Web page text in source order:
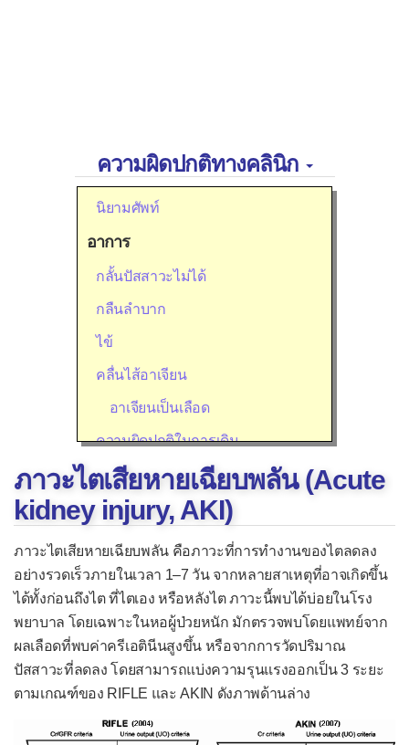
ความผิดปกติทางคลินิก
นิยามศัพท์
อาการ
กลั้นปัสสาวะไม่ได้
กลืนลำบาก
ไข้
คลื่นไส้อาเจียน
อาเจียนเป็นเลือด
ความผิดปกติในการเดิน
เดินทรงตัวลำบากในคนแก่
เดินไม่ปกติในเด็ก
เจ็บขณะมีเพศสัมพันธ์
เจ็บคอ
เจ็บหู
เจ็บอก/แน่นอก
ใจสั่น
ชัก
ภาวะไตเสียหายเฉียบพลัน (Acute
kidney injury, AKI)
ภาวะไตเสียหายเฉียบพลัน คือภาวะที่การทำงานของไตลดลง
อย่างรวดเร็วภายในเวลา 1–7 วัน จากหลายสาเหตุที่อาจเกิดขึ้น
ได้ทั้งก่อนถึงไต ที่ไตเอง หรือหลังไต ภาวะนี้พบได้บ่อยในโรง
พยาบาล โดยเฉพาะในหอผู้ป่วยหนัก มักตรวจพบโดยแพทย์จาก
ผลเลือดที่พบค่าครีเอตินีนสูงขึ้น หรือจากการวัดปริมาณ
ปัสสาวะที่ลดลง โดยสามารถแบ่งความรุนแรงออกเป็น 3 ระยะ
ตามเกณฑ์ของ RIFLE และ AKIN ดังภาพด้านล่าง